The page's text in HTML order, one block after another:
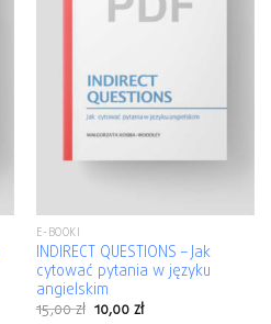
E-BOOKI
INDIRECT QUESTIONS – Jak
cytować pytania w języku
angielskim
15,00zł 10,00zł